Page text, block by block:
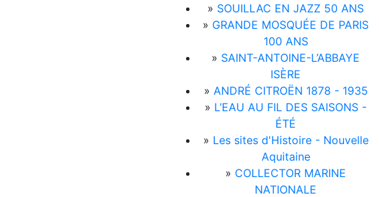
» SOUILLAC EN JAZZ 50 ANS
» GRANDE MOSQUÉE DE PARIS
100 ANS
» SAINT-ANTOINE-L’ABBAYE
ISÈRE
» ANDRÉ CITROËN 1878 - 1935
» L’EAU AU FIL DES SAISONS -
ÉTÉ
» Les sites d'Histoire - Nouvelle
Aquitaine
» COLLECTOR MARINE
NATIONALE